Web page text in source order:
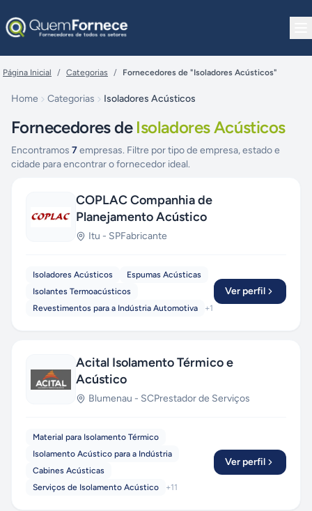
Página Inicial / Categorias / Fornecedores de "Isoladores Acústicos"
Home Categorias Isoladores Acústicos
Fornecedores de Isoladores Acústicos
Encontramos 7empresas. Filtre por tipo de empresa, estado e
cidade para encontrar o fornecedor ideal.
COPLAC Companhia de
Planejamento Acústico
Itu - SPFabricante
Isoladores Acústicos
Espumas Acústicas
Isolantes Termoacústicos
Revestimentos para a Indústria Automotiva
+1
Ver perfil
Acital Isolamento Térmico e
Acústico
Blumenau - SCPrestador de Serviços
Material para Isolamento Térmico
Isolamento Acústico para a Indústria
Cabines Acústicas
Serviços de Isolamento Acústico
+11
Ver perfil